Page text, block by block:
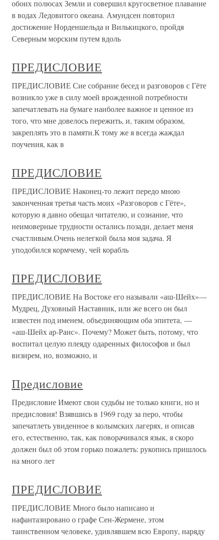
обоих полюсах Земли и совершил кругосветное плавание
в водах Ледовитого океана. Амундсен повторил
достижение Норденшельда и Вилькицкого, пройдя
Северным морским путем вдоль
ПРЕДИСЛОВИЕ
ПРЕДИСЛОВИЕ Сие собрание бесед и разговоров с Гёте
возникло уже в силу моей врожденной потребности
запечатлевать на бумаге наиболее важное и ценное из
того, что мне довелось пережить, и, таким образом,
закреплять это в памяти.К тому же я всегда жаждал
поучения, как в
ПРЕДИСЛОВИЕ
ПРЕДИСЛОВИЕ Наконец-то лежит передо мною
законченная третья часть моих «Разговоров с Гёте»,
которую я давно обещал читателю, и сознание, что
неимоверные трудности остались позади, делает меня
счастливым.Очень нелегкой была моя задача. Я
уподобился кормчему, чей корабль
ПРЕДИСЛОВИЕ
ПРЕДИСЛОВИЕ На Востоке его называли «аш-Шейх»—
Мудрец, Духовный Наставник, или же всего он был
известен под именем, объединяющим оба эпитета, —
«аш-Шейх ар-Раис». Почему? Может быть, потому, что
воспитал целую плеяду одаренных философов и был
визирем, но, возможно, и
Предисловие
Предисловие Имеют свои судьбы не только книги, но и
предисловия! Взявшись в 1969 году за перо, чтобы
запечатлеть увиденное в колымских лагерях, и описав
его, естественно, так, как поворачивался язык, я скоро
должен был об этом горько пожалеть: рукопись пришлось
на много лет
ПРЕДИСЛОВИЕ
ПРЕДИСЛОВИЕ Много было написано и
нафантазировано о графе Сен-Жермене, этом
таинственном человеке, удивлявшем всю Европу, наряду